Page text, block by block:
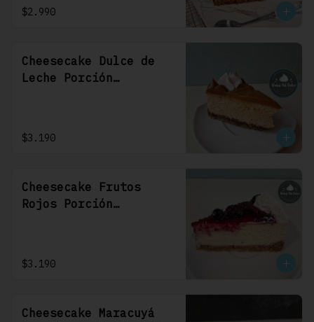
crema.
$2.990
Cheesecake Dulce de
Leche Porción
$3.190
Cheesecake Frutos
Rojos Porción
$3.190
Cheesecake Maracuyá